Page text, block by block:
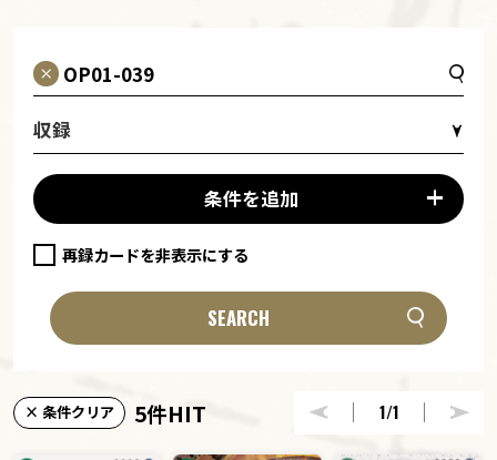
収録
条件を追加
再録カードを非表示にする
SEARCH
× 条件クリア 5件HIT 1/1